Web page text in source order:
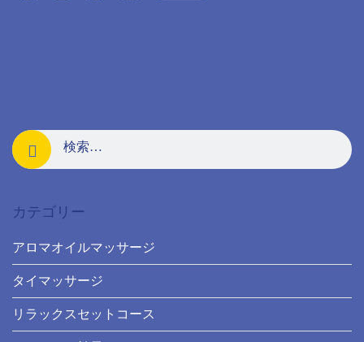
カテゴリー
アロマオイルマッサージ
タイマッサージ
リラックスセットコース